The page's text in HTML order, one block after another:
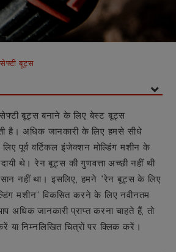
बूट्स
बूट्स बनाने के लिए बेस्ट बूट्स
है। अधिक जानकारी के लिए हमसे सीधे
पूर्व वर्टिकल इंजेक्शन मोल्डिंग मशीन के
थे। रेन बूट्स की गुणवत्ता अच्छी नहीं थी
नहीं था। इसलिए, हमने "रेन बूट्स के लिए
मशीन" विकसित करने के लिए नवीनतम
अधिक जानकारी प्राप्त करना चाहते हैं, तो
या निम्नलिखित चित्रों पर क्लिक करें।